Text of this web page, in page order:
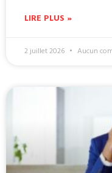
LIRE PLUS »
2 juillet 2026 Aucun